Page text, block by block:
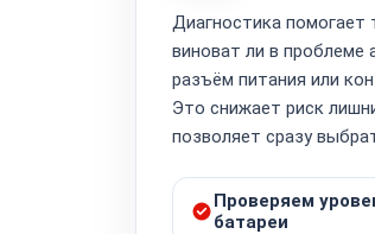
Диагностика помогает
виноват ли в проблеме
разъём питания или
Это снижает риск
позволяет сразу
Проверяем
батареи